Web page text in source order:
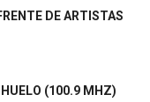
DE ARTISTAS
(100.9 MHZ)